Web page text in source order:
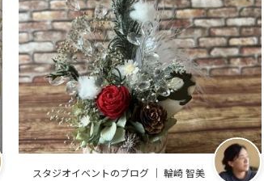
スタジオイベントのブログ ｜ 輪崎 智美